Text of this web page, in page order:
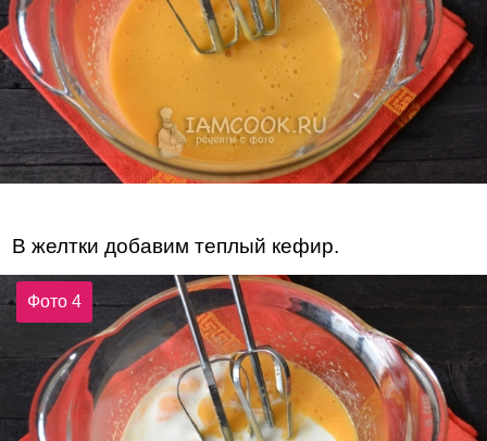
В желтки добавим теплый кефир.
Фото 4